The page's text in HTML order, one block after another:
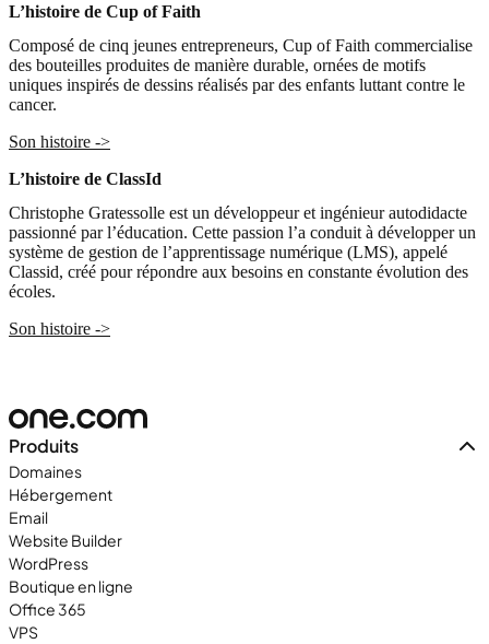
L’histoire de Cup of Faith
Composé de cinq jeunes entrepreneurs, Cup of Faith commercialise
des bouteilles produites de manière durable, ornées de motifs
uniques inspirés de dessins réalisés par des enfants luttant contre le
cancer.
Son histoire ->
L’histoire de ClassId
Christophe Gratessolle est un développeur et ingénieur autodidacte
passionné par l’éducation. Cette passion l’a conduit à développer un
système de gestion de l’apprentissage numérique (LMS), appelé
Classid, créé pour répondre aux besoins en constante évolution des
écoles.
Son histoire ->
Produits
Domaines
Hébergement
Email
Website Builder
WordPress
Boutique en ligne
Office 365
VPS